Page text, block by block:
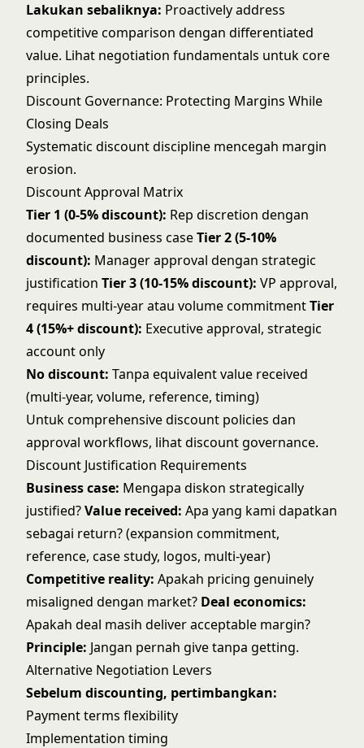
Lakukan sebaliknya: Proactively address
competitive comparison dengan differentiated
value. Lihat negotiation fundamentals untuk core
principles.
Discount Governance: Protecting Margins While
Closing Deals
Systematic discount discipline mencegah margin
erosion.
Discount Approval Matrix
Tier 1 (0-5% discount): Rep discretion dengan
documented business caseTier 2 (5-10%
discount): Manager approval dengan strategic
justification Tier 3 (10-15% discount): VP approval,
requires multi-year atau volume commitmentTier
4 (15%+ discount): Executive approval, strategic
account only
No discount: Tanpa equivalent value received
(multi-year, volume, reference, timing)
Untuk comprehensive discount policies dan
approval workflows, lihatdiscount governance.
Discount Justification Requirements
Business case: Mengapa diskon strategically
justified?Value received: Apa yang kami dapatkan
sebagai return? (expansion commitment,
reference, case study, logos, multi-year)
Competitive reality: Apakah pricing genuinely
misaligned dengan market? Deal economics:
Apakah deal masih deliver acceptable margin?
Principle: Jangan pernah give tanpa getting.
Alternative Negotiation Levers
Sebelum discounting, pertimbangkan:
Payment terms flexibility
Implementation timing